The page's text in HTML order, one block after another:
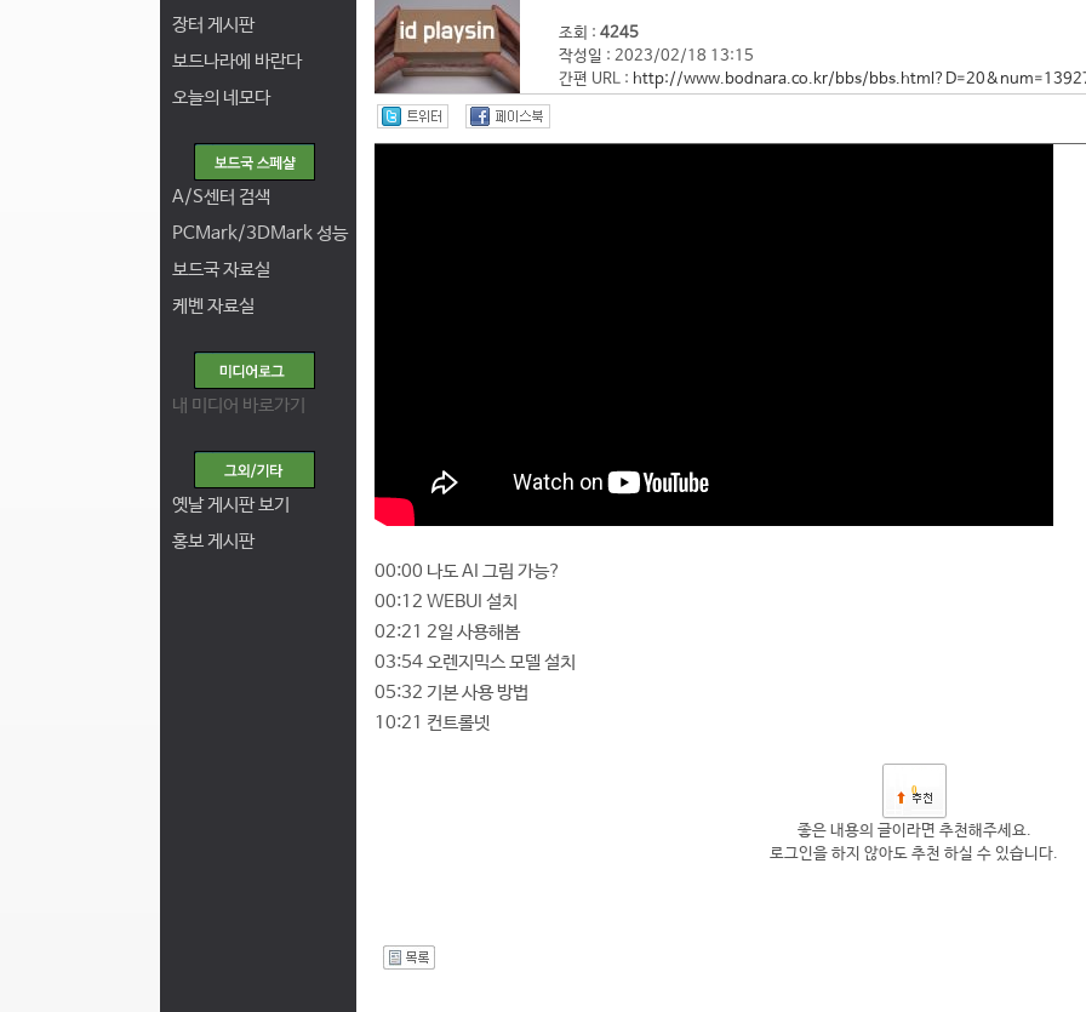
장터 게시판
보드나라에 바란다
오늘의 네모다
A/S센터 검색
PCMark/3DMark 성능
보드국 자료실
케벤 자료실
내 미디어 바로가기
옛날 게시판 보기
홍보 게시판
조회 : 4245
작성일 : 2023/02/18 13:15
간편 URL : http://www.bodnara.co.kr/bbs/
00:00 나도 AI 그림 가능?
00:12 WEBUI 설치
02:21 2일 사용해봄
03:54 오렌지믹스 모델 설치
05:32 기본 사용 방법
10:21 컨트롤넷
0
좋은 내용의 글이라면 추천해주세요.
로그인을 하지 않아도 추천 하실 수 있습니다.